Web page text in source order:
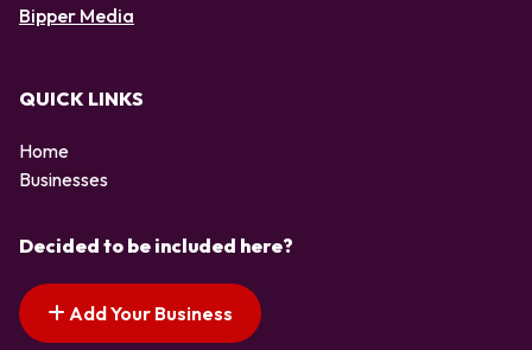
Bipper Media
QUICK LINKS
Home
Businesses
Decided to be included here?
Add Your Business